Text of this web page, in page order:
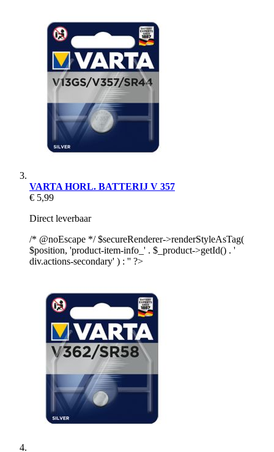
VARTA HORL. BATTERIJ V 357
€ 5,99
Direct leverbaar
/* @noEscape */ $secureRenderer->renderStyleAsTag(
$position, 'product-item-info_' . $_product->getId() . '
div.actions-secondary' ) : '' ?>